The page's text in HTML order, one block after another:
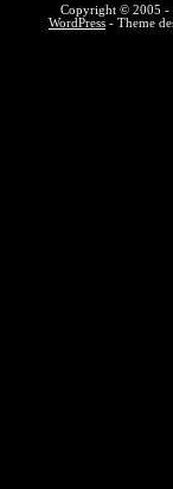
Copyright © 2005 -
WordPress - Theme